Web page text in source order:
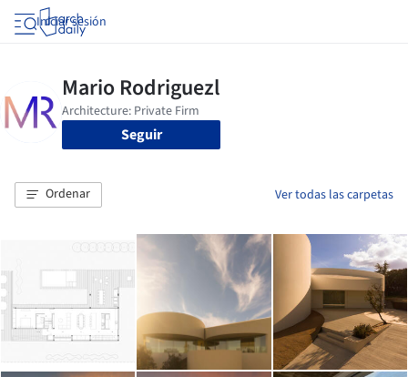
Iniciar sesión
Seguir
Ordenar Ver todas las carpetas